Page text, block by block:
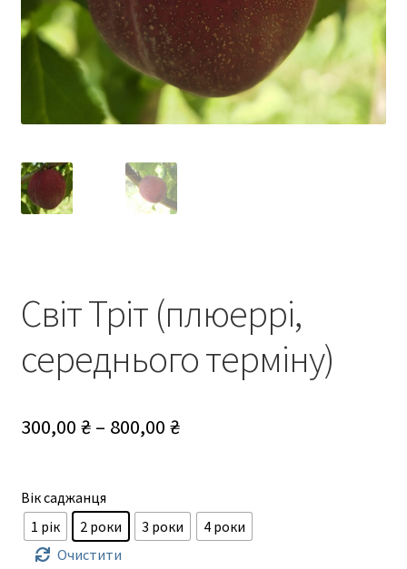
Світ Тріт (плюеррі,
середнього терміну)
300,00 ₴ – 800,00 ₴Діапазон
300,00 ₴
Вік саджанця
1 рік
2 роки 3 роки
4 роки
Очистити